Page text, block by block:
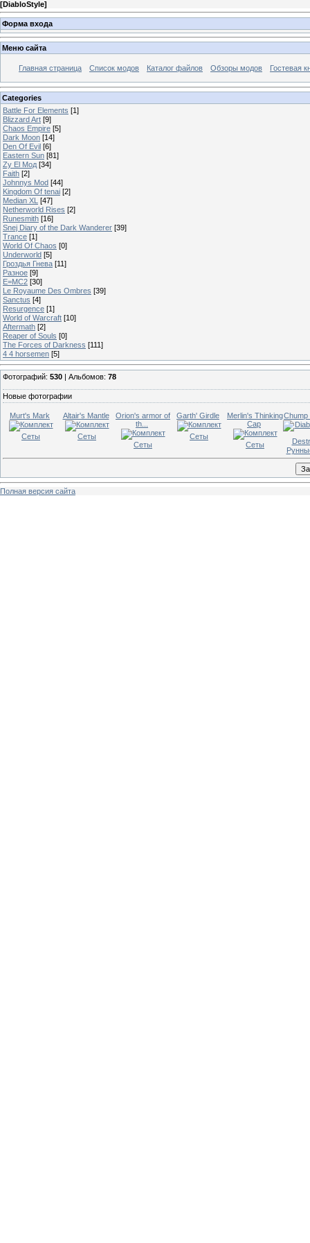
[DiabloStyle]
Форма входа
Меню сайта
Главная страница Список модов Каталог файлов Обзоры модов Гостевая
Categories
Battle For Elements [1]
Blizzard Art [9]
Chaos Empire [5]
Dark Moon [14]
Den Of Evil [6]
Eastern Sun [81]
Zy El Мод [34]
Faith [2]
Johnnys Mod [44]
Kingdom Of tenai [2]
Median XL [47]
Netherworld Rises [2]
Runesmith [16]
Snej Diary of the Dark Wanderer [39]
Trance [1]
World Of Chaos [0]
Underworld [5]
Гроздья Гнева [11]
Разное [9]
E=MC2 [30]
Le Royaume Des Ombres [39]
Sanctus [4]
Resurgence [1]
World of Warcraft [10]
Aftermath [2]
Reaper of Souls [0]
The Forces of Darkness [111]
4 4 horsemen [5]
Фотографий: 530 | Альбомов: 78
Новые фотографии
Murt's Mark
Сеты
Altair's Mantle
Сеты
Orion's armor of
th...
Сеты
Garth' Girdle
Сеты
Merlin's Thinking
Cap
Сеты
Chump
Полная версия сайта